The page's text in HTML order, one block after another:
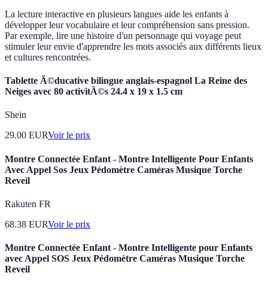
La lecture interactive en plusieurs langues aide les enfants à
développer leur vocabulaire et leur compréhension sans pression.
Par exemple, lire une histoire d'un personnage qui voyage peut
stimuler leur envie d'apprendre les mots associés aux différents lieux
et cultures rencontrées.
Tablette Ã©ducative bilingue anglais-espagnol La Reine des
Neiges avec 80 activitÃ©s 24.4 x 19 x 1.5 cm
Shein
29.00 EURVoir le prix
Montre Connectée Enfant - Montre Intelligente Pour Enfants
Avec Appel Sos Jeux Pédomètre Caméras Musique Torche
Reveil
Rakuten FR
68.38 EURVoir le prix
Montre Connectée Enfant - Montre Intelligente pour Enfants
avec Appel SOS Jeux Pédomètre Caméras Musique Torche
Reveil